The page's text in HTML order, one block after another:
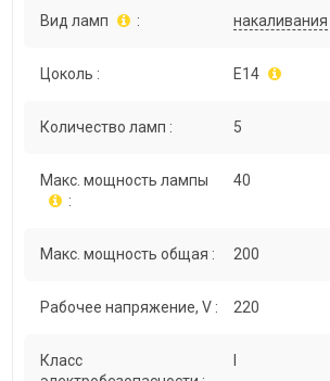
Вид ламп : накаливания
Цоколь : E14
Количество ламп : 5
Макс. мощность лампы
:
40
Макс. мощность общая : 200
Рабочее напряжение, V : 220
Класс